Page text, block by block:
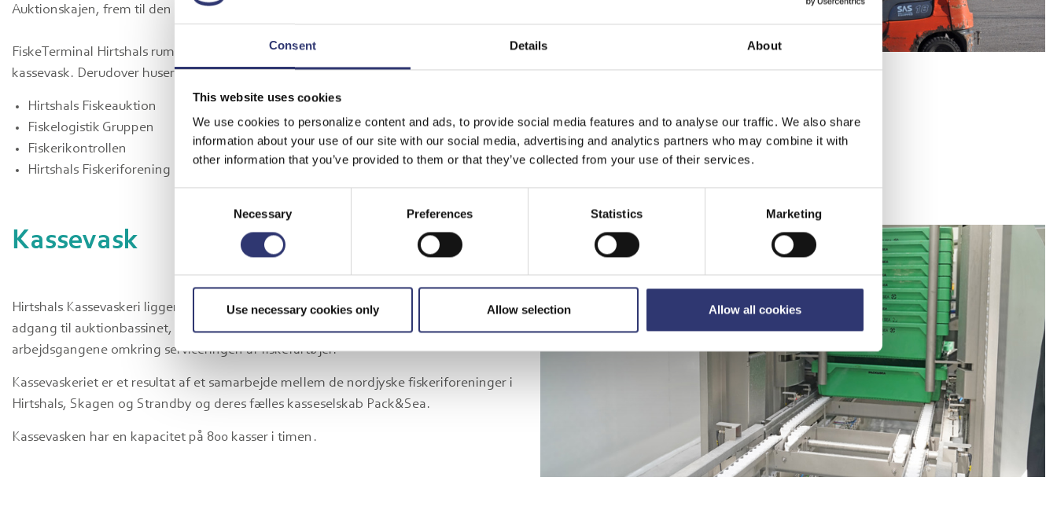
Consent Details About
This website uses cookies
We use cookies to personalize content and ads, to provide social media features and to analyse our traffic. We also share
information about your use of our site with our social media, advertising and analytics partners who may combine it with
other information that you’ve provided to them or that they’ve collected from your use of their services.
Necessary Preferences Statistics Marketing
Use necessary cookies only Allow selection Allow all cookies
Auktionskajen, frem til den videre transport i lastbiler.
FiskeTerminal Hirtshals rummer sortering, fiskeauktion, køle- og fryserum, isværk og
kassevask. Derudover huser terminalen også:
Hirtshals Fiskeauktion
Fiskelogistik Gruppen
Fiskerikontrollen
Hirtshals Fiskeriforening og Fiskernes Fiskesortering.
Kassevask
Hirtshals Kassevaskeri ligger i forlængelse af FiskeTerminal Hirtshals med direkte
adgang til auktionbassinet, hvilket gør det muligt at sikre stor kvalitet i
arbejdsgangene omkring serviceringen af fiskefartøjer.
Kassevaskeriet er et resultat af et samarbejde mellem de nordjyske fiskeriforeninger i
Hirtshals, Skagen og Strandby og deres fælles kasseselskab Pack&Sea.
Kassevasken har en kapacitet på 800 kasser i timen.